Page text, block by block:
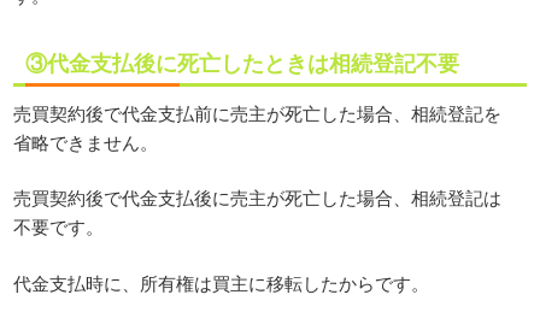
③代金支払後に死亡したときは相続登記不要
売買契約後で代金支払前に売主が死亡した場合、相続登記を
省略できません。
売買契約後で代金支払後に売主が死亡した場合、相続登記は
不要です。
代金支払時に、所有権は買主に移転したからです。